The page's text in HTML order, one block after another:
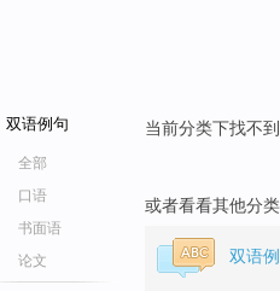
双语例句
全部
口语
书面语
论文
当前分类下找不
或者看看其他分类
双语